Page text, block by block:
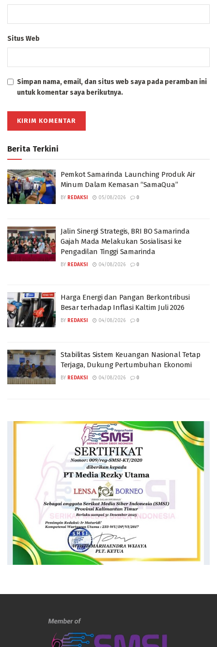
Situs Web
Simpan nama, email, dan situs web saya pada peramban ini
untuk komentar saya berikutnya.
Berita Terkini
Pemkot Samarinda Launching Produk Air
Minum Dalam Kemasan “SamaQua”
BY REDAKSI 05/08/2026 0
Jalin Sinergi Strategis, BRI BO Samarinda
Gajah Mada Melakukan Sosialisasi ke
Pengadilan Tinggi Samarinda
BY REDAKSI 04/08/2026 0
Harga Energi dan Pangan Berkontribusi
Besar terhadap Inflasi Kaltim Juli 2026
BY REDAKSI 04/08/2026 0
Stabilitas Sistem Keuangan Nasional Tetap
Terjaga, Dukung Pertumbuhan Ekonomi
BY REDAKSI 04/08/2026 0